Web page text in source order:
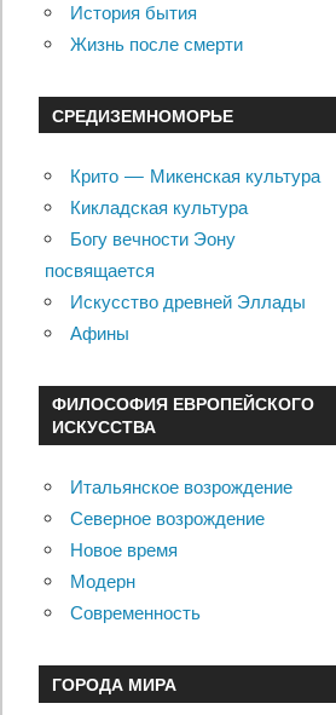
История бытия
Жизнь после смерти
СРЕДИЗЕМНОМОРЬЕ
Крито — Микенская культура
Кикладская культура
Богу вечности Эону
посвящается
Искусство древней Эллады
Афины
ФИЛОСОФИЯ ЕВРОПЕЙСКОГО
ИСКУССТВА
Итальянское возрождение
Северное возрождение
Новое время
Модерн
Современность
ГОРОДА МИРА